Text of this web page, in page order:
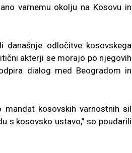
varnemu okolju na Kosovu in
odločitve kosovskega
akterji se morajo po njegovih
dialog med Beogradom in
mandat kosovskih varnostnih sil
s kosovsko ustavo,” so poudarili